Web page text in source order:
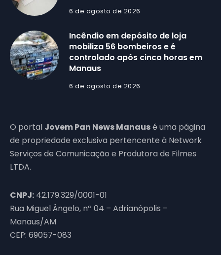
6 de agosto de 2026
Incêndio em depósito de loja
mobiliza 56 bombeiros e é
controlado após cinco horas em
Manaus
6 de agosto de 2026
O portal Jovem Pan News Manausé uma página
de propriedade exclusiva pertencente à Network
Serviços de Comunicação e Produtora de Filmes
LTDA.
CNPJ: 42.179.329/0001-01
Rua Miguel Ângelo, nº 04 – Adrianópolis –
Manaus/AM
CEP: 69057-083